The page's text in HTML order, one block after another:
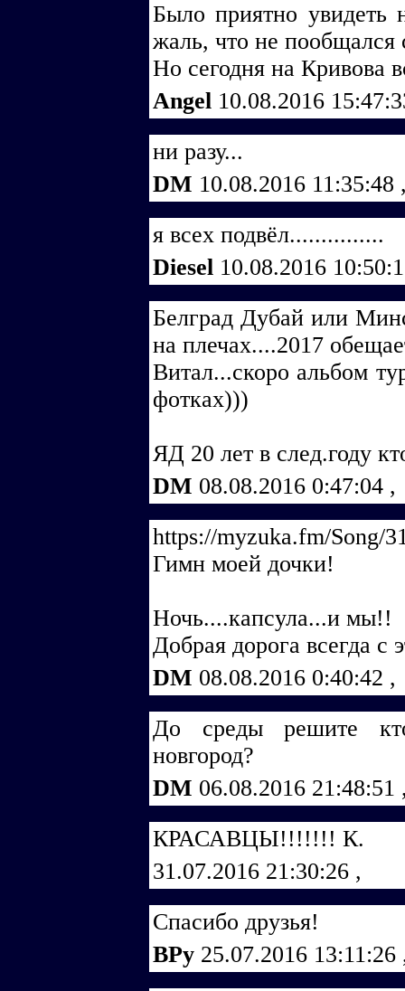
Было приятно увидеть
жаль, что не пообщался
Но сегодня на Кривова
Angel 10.08.2016
ни разу...
DM 10.08.2016 11:35:48
я всех подвёл...............
Diesel 10.08.2016
Белград Дубай или
на плечах....2017
Витал...скоро альбом
фотках)))
ЯД 20 лет в след.году
DM 08.08.2016 0:47:04 ,
https://myzuka.fm/Song/
Гимн моей дочки!
Ночь....капсула...и мы!!
Добрая дорога всегда с
DM 08.08.2016 0:40:42 ,
До среды решите
новгород?
DM 06.08.2016 21:48:51
КРАСАВЦЫ!!!!!!! К.
31.07.2016 21:30:26 ,
Спасибо друзья!
ВРу 25.07.2016 13:11:26